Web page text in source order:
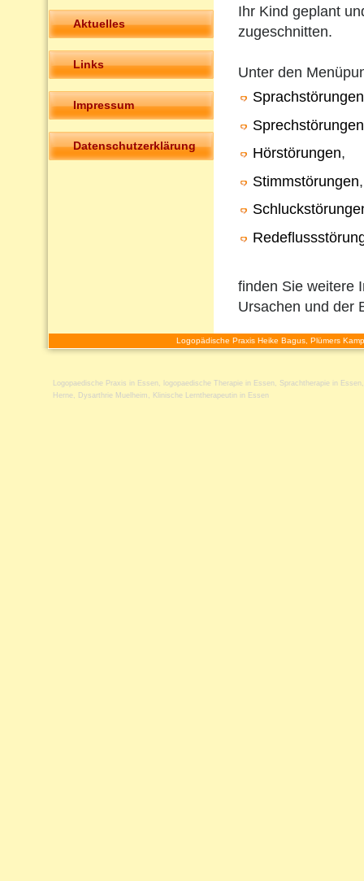
Aktuelles
Links
Impressum
Datenschutzerklärung
Ihr Kind geplant
zugeschnitten.
Unter den
Sprachstörungen
Sprechstörungen
Hörstörungen,
Stimmstörungen,
finden Sie weitere
Ursachen und der
Logopädische Praxis Heike Bagus, Plümers
Logopaedische Praxis in Essen , logopaedische Therapie in Essen , Sprachtherapie in Essen
Herne , Dysarthrie Muelheim , Klinische Lerntherapeutin in Essen